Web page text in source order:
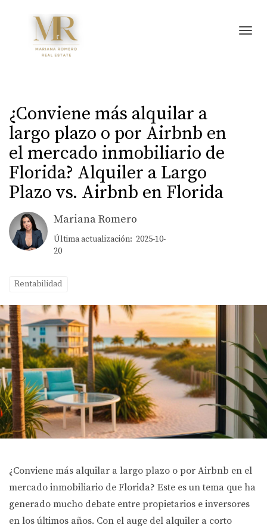
¿Conviene más alquilar a
largo plazo o por Airbnb en
el mercado inmobiliario de
Florida? Alquiler a Largo
Plazo vs. Airbnb en Florida
Mariana Romero
Última actualización: 2025-10-
20
Rentabilidad
¿Conviene más alquilar a largo plazo o por Airbnb en el
mercado inmobiliario de Florida? Este es un tema que ha
generado mucho debate entre propietarios e inversores
en los últimos años. Con el auge del alquiler a corto